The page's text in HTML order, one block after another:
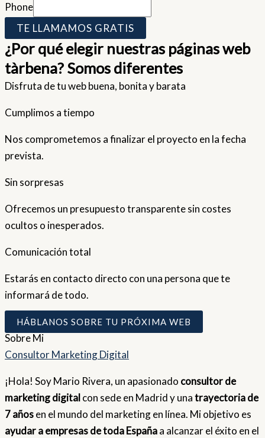
Phone
TE LLAMAMOS GRATIS
¿Por qué elegir nuestras páginas web
tàrbena? Somos diferentes
Disfruta de tu web buena, bonita y barata
Cumplimos a tiempo
Nos comprometemos a finalizar el proyecto en la fecha
prevista.
Sin sorpresas
Ofrecemos un presupuesto transparente sin costes
ocultos o inesperados.
Comunicación total
Estarás en contacto directo con una persona que te
informará de todo.
HÁBLANOS SOBRE TU PRÓXIMA WEB
SobreMi
Consultor Marketing Digital
¡Hola! Soy Mario Rivera, un apasionado consultor de
marketing digital con sede en Madrid y unatrayectoria de
7 añosen el mundo del marketing en línea. Mi objetivo es
ayudar a empresas de toda Españaa alcanzar el éxito en el